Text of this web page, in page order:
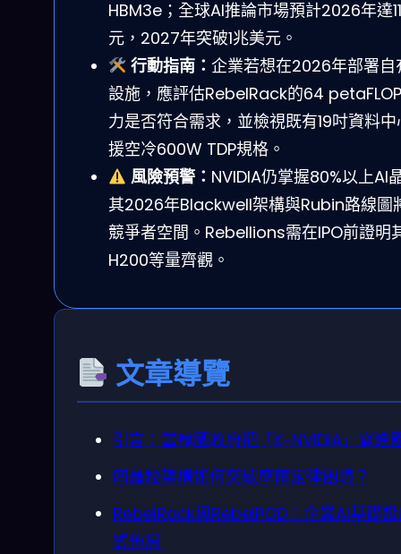
HBM3e；全球AI推論市場預計2026年達
元，2027年突破1兆美元。
行動指南： 企業若想在2026年部署自
設施，應評估RebelRack的64
力是否符合需求，並檢視既有19吋資料
援空冷600W TDP規格。
風險預警： NVIDIA仍掌握80%以上AI
其2026年Blackwell架構與Rubin路線圖
競爭者空間。Rebellions需在IPO前證明
H200等量齊觀。
文章導覽
引言：當韓國政府把「K-NVIDIA」寫進
四晶粒架構如何突破摩爾定律困境？
RebelRack與RebelPOD：企業AI基礎
式佈局